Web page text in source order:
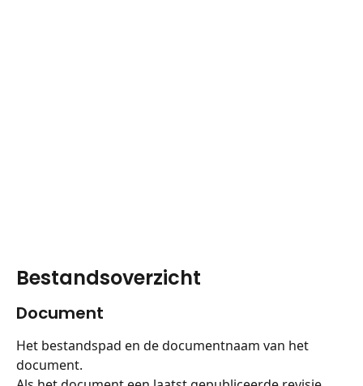
Bestandsoverzicht
Document
Het bestandspad en de documentnaam van het
document.